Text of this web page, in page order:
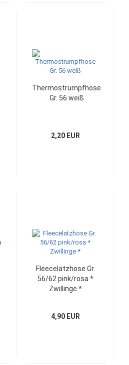
Thermostrumpfhose
Gr. 56 weiß
2,20 EUR
Fleecelatzhose Gr.
56/62 pink/rosa *
Zwillinge *
4,90 EUR